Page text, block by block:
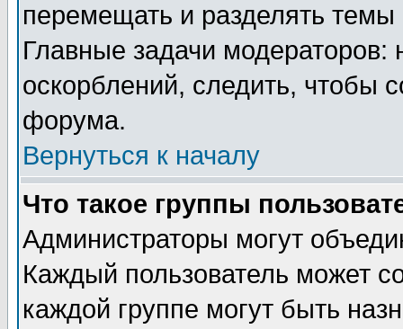
перемещать и разделять
Главные задачи
оскорблений, следить, чтобы
форума.
Вернуться к началу
Что такое группы
Администраторы могут
Каждый пользователь может
каждой группе могут быть